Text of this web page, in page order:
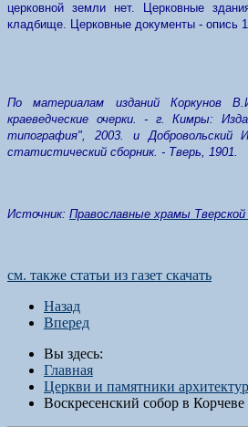
церковной земли нет. Церковные
кладбище. Церковные документы - опись
По материалам изданий Коркунов
краеведческие очерки. - г. Кимры:
типография", 2003. и Добровольский
статистический сборник. - Тверь, 1901.
Источник: Православные храмы Тверской
см. также статьи из газет скачать
Назад
Вперед
Вы здесь:
Главная
Церкви и памятники
Воскресенский собор в Корчеве